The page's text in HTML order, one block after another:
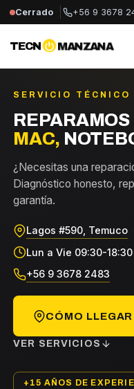
Cerrado +56 9 3678
TECN MANZANA
SERVICIO TÉCNICO
REPARAMOS
MAC,
¿Necesitas una
Diagnóstico honesto,
garantía.
Lagos #590, Temuco
Lun a Vie 09:30-18:30
+56 9 3678 2483
CÓMO LLEGAR
VER SERVICIOS
+15 AÑOS DE